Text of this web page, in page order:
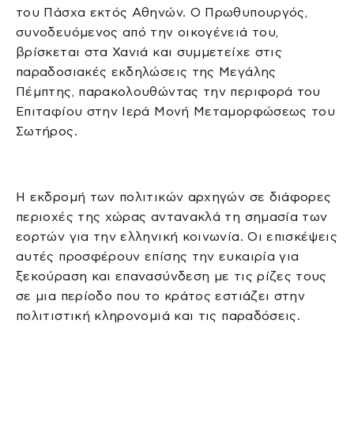
του Πάσχα εκτός Αθηνών. Ο Πρωθυπουργός,
συνοδευόμενος από την οικογένειά του,
βρίσκεται στα Χανιά και συμμετείχε στις
παραδοσιακές εκδηλώσεις της Μεγάλης
Πέμπτης, παρακολουθώντας την περιφορά του
Επιταφίου στην Ιερά Μονή Μεταμορφώσεως του
Σωτήρος.
Η εκδρομή των πολιτικών αρχηγών σε διάφορες
περιοχές της χώρας αντανακλά τη σημασία των
εορτών για την ελληνική κοινωνία. Οι επισκέψεις
αυτές προσφέρουν επίσης την ευκαιρία για
ξεκούραση και επανασύνδεση με τις ρίζες τους
σε μια περίοδο που το κράτος εστιάζει στην
πολιτιστική κληρονομιά και τις παραδόσεις.